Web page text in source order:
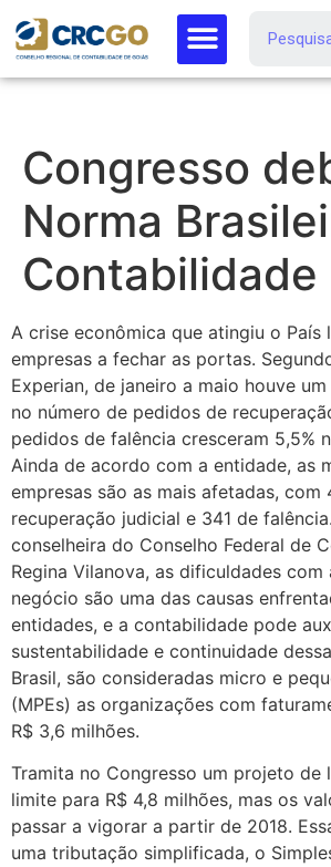
Congresso
Norma
Contabilidade
A crise econômica que atingiu o País
empresas a fechar as portas.
Experian, de janeiro a maio houve um
no número de pedidos de
pedidos de falência cresceram 5,5%
Ainda de acordo com a entidade, as
empresas são as mais afetadas,
recuperação judicial e 341 de
conselheira do Conselho Federal de
Regina Vilanova, as dificuldades com
negócio são uma das causas
entidades, e a contabilidade pode
sustentabilidade e continuidade
Brasil, são consideradas micro e
(MPEs) as organizações com
R$ 3,6 milhões.
Tramita no Congresso um projeto de
limite para R$ 4,8 milhões, mas os
passar a vigorar a partir de 2018.
uma tributação simplificada, o